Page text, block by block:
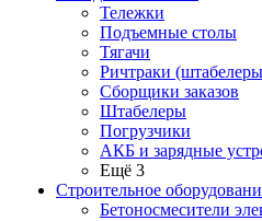
Тележки
Подъемные столы
Тягачи
Ричтраки
Сборщики заказов
Штабелеры
Погрузчики
АКБ и зарядные
Ещё 3
Строительное
Бетоносмесители